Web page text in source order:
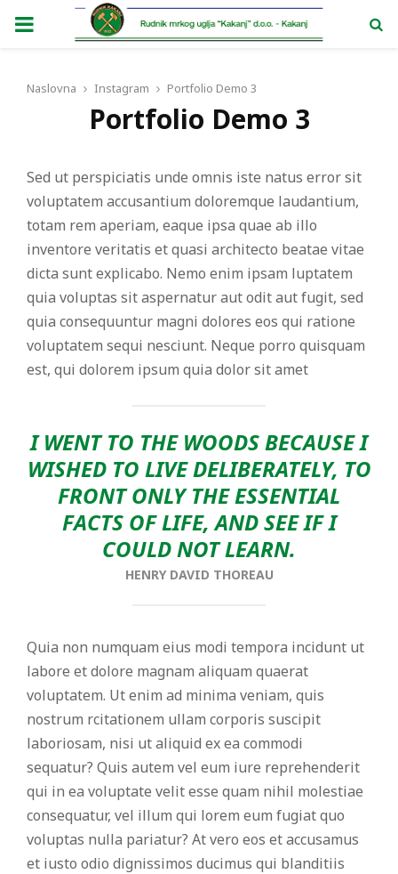
PRIMARY
Naslovna Instagram Portfolio Demo 3
Portfolio Demo 3
Sed ut perspiciatis unde omnis iste natus error sit
voluptatem accusantium doloremque laudantium,
totam rem aperiam, eaque ipsa quae ab illo
inventore veritatis et quasi architecto beatae vitae
dicta sunt explicabo. Nemo enim ipsam luptatem
quia voluptas sit aspernatur aut odit aut fugit, sed
quia consequuntur magni dolores eos qui ratione
voluptatem sequi nesciunt. Neque porro quisquam
est, qui dolorem ipsum quia dolor sit amet
I WENT TO THE WOODS BECAUSE I
WISHED TO LIVE DELIBERATELY, TO
FRONT ONLY THE ESSENTIAL
FACTS OF LIFE, AND SEE IF I
COULD NOT LEARN.
HENRY DAVID THOREAU
Quia non numquam eius modi tempora incidunt ut
labore et dolore magnam aliquam quaerat
voluptatem. Ut enim ad minima veniam, quis
nostrum rcitationem ullam corporis suscipit
laboriosam, nisi ut aliquid ex ea commodi
sequatur? Quis autem vel eum iure reprehenderit
qui in ea voluptate velit esse quam nihil molestiae
consequatur, vel illum qui lorem eum fugiat quo
voluptas nulla pariatur? At vero eos et accusamus
et iusto odio dignissimos ducimus qui blanditiis